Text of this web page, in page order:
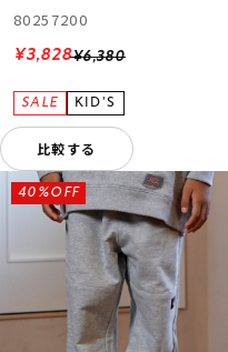
ムラサキ
ポイント・ク
80257200
¥6,380
¥3,828
比較する
40%OFF